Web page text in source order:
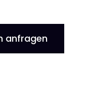
anfragen